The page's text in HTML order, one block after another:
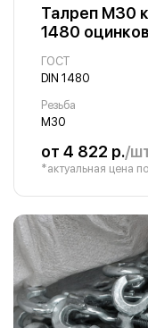
Талреп М30
1480
ГОСТ
DIN 1480
Резьба
М30
от 4 822 р./
*актуальная цена